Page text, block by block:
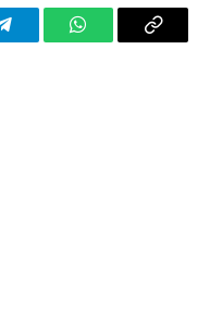
TelegramWhatsAppCopy